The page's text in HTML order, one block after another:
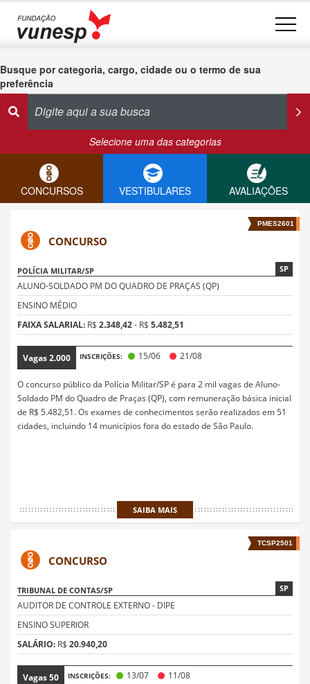
Busque por categoria, cargo, cidade ou o termo de sua
preferência
Selecione uma das categorias
CONCURSOS VESTIBULARES AVALIAÇÕES
PMES2601
CONCURSO
POLÍCIA MILITAR/SP SP
ALUNO-SOLDADO PM DO QUADRO DE PRAÇAS (QP)
ENSINO MÉDIO
FAIXA SALARIAL: R$ 2.348,42- R$ 5.482,51
Vagas2.000 INSCRIÇÕES: 15/06 21/08
O concurso público da Polícia Militar/SP é para 2 mil vagas de Aluno-
Soldado PM do Quadro de Praças (QP), com remuneração básica inicial
de R$ 5.482,51. Os exames de conhecimentos serão realizados em 51
cidades, incluindo 14 municípios fora do estado de São Paulo.
SAIBA MAIS
TCSP2501
CONCURSO
TRIBUNAL DE CONTAS/SP SP
AUDITOR DE CONTROLE EXTERNO - DIPE
ENSINO SUPERIOR
SALÁRIO: R$ 20.940,20
Vagas50 INSCRIÇÕES: 13/07 11/08